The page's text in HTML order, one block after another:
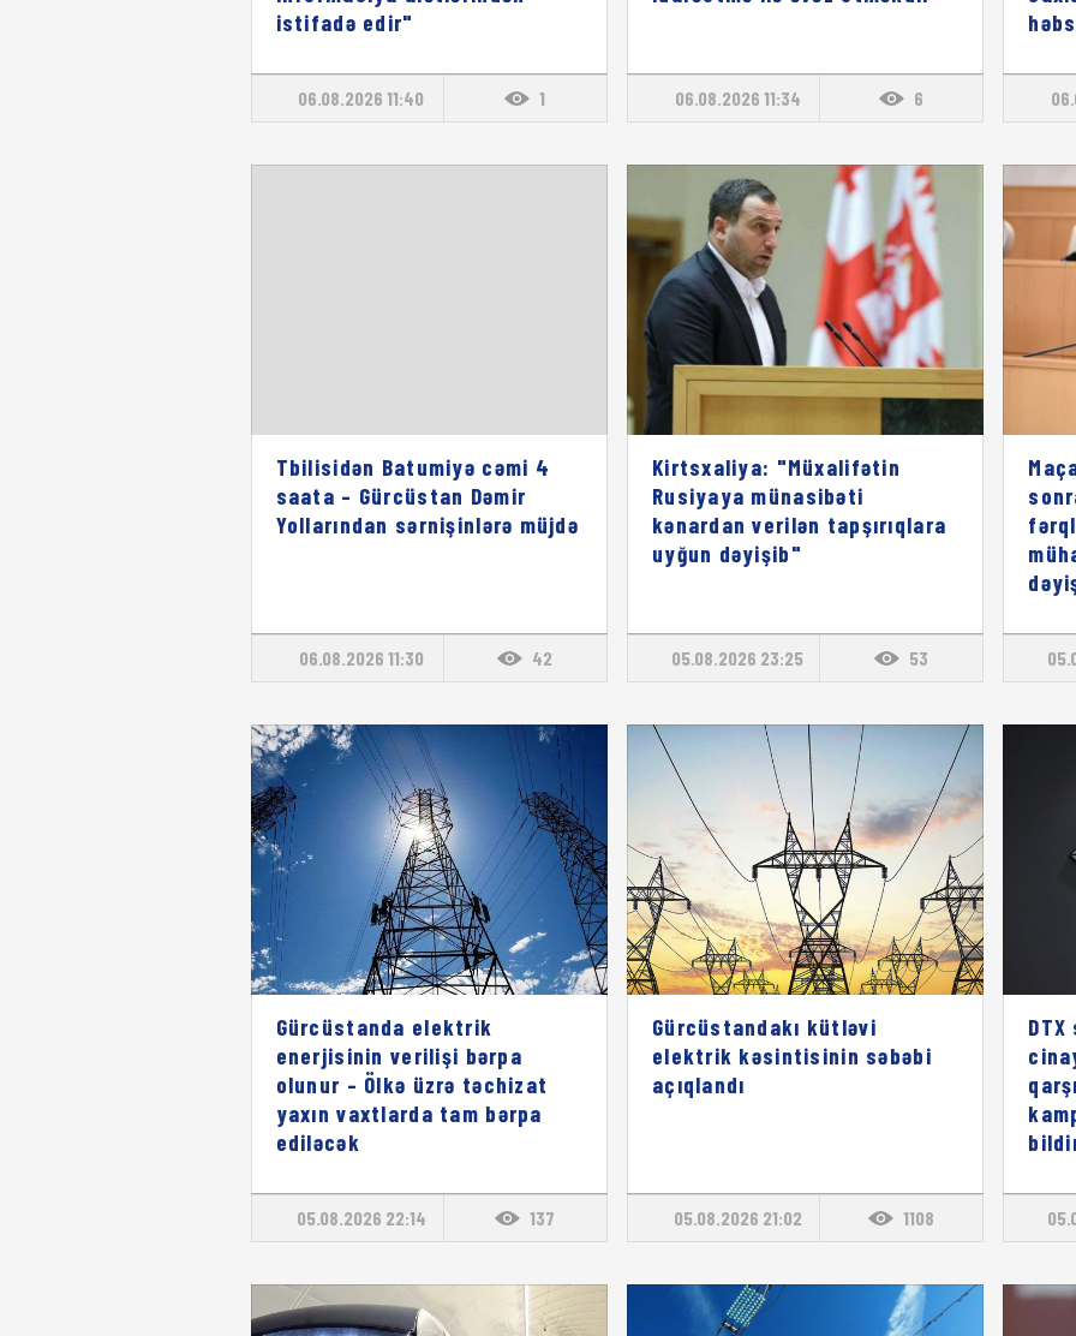
istifadə edir"
06.08.2026 11:40 1 06.08.2026 11:34 6
Tbilisidən Batumiyə cəmi 4
saata – Gürcüstan Dəmir
Yollarından sərnişinlərə müjdə
06.08.2026 11:30 42
Kirtsxaliya: "Müxalifətin
Rusiyaya münasibəti
kənardan verilən tapşırıqlara
uyğun dəyişib"
05.08.2026 23:25 53
Gürcüstanda elektrik
enerjisinin verilişi bərpa
olunur – Ölkə üzrə təchizat
yaxın vaxtlarda tam bərpa
ediləcək
05.08.2026 22:14 137
Gürcüstandakı kütləvi
elektrik kəsintisinin səbəbi
açıqlandı
05.08.2026 21:02 1108